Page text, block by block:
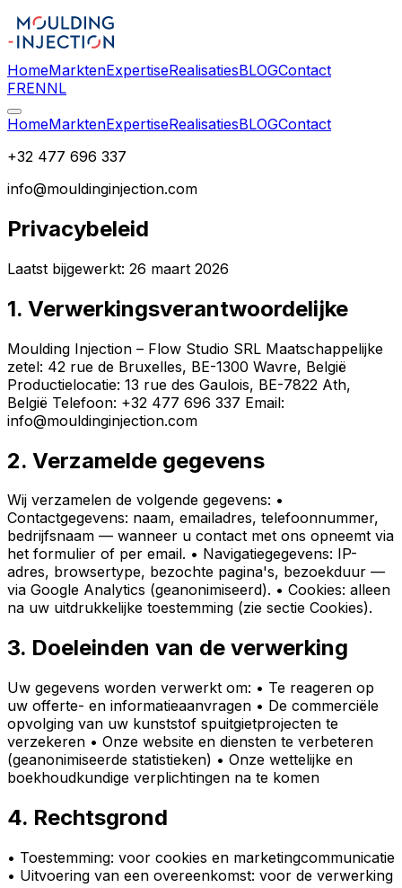
HomeMarktenExpertiseRealisatiesBLOGContact
FRENNL
HomeMarktenExpertiseRealisatiesBLOGContact
+32 477 696 337
info@mouldinginjection.com
Privacybeleid
Laatst bijgewerkt: 26 maart 2026
1. Verwerkingsverantwoordelijke
Moulding Injection – Flow Studio SRL Maatschappelijke
zetel: 42 rue de Bruxelles, BE-1300 Wavre, België
Productielocatie: 13 rue des Gaulois, BE-7822 Ath,
België Telefoon: +32 477 696 337 Email:
info@mouldinginjection.com
2. Verzamelde gegevens
Wij verzamelen de volgende gegevens: •
Contactgegevens: naam, emailadres, telefoonnummer,
bedrijfsnaam — wanneer u contact met ons opneemt via
het formulier of per email. • Navigatiegegevens: IP-
adres, browsertype, bezochte pagina's, bezoekduur —
via Google Analytics (geanonimiseerd). • Cookies: alleen
na uw uitdrukkelijke toestemming (zie sectie Cookies).
3. Doeleinden van de verwerking
Uw gegevens worden verwerkt om: • Te reageren op
uw offerte- en informatieaanvragen • De commerciële
opvolging van uw kunststof spuitgietprojecten te
verzekeren • Onze website en diensten te verbeteren
(geanonimiseerde statistieken) • Onze wettelijke en
boekhoudkundige verplichtingen na te komen
4. Rechtsgrond
• Toestemming: voor cookies en marketingcommunicatie
• Uitvoering van een overeenkomst: voor de verwerking